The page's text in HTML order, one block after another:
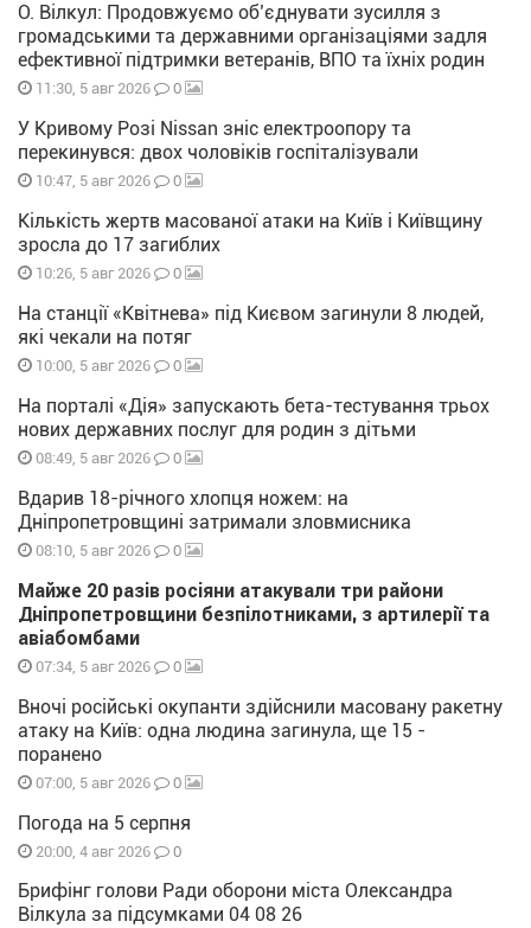
О. Вілкул: Продовжуємо об’єднувати зусилля з
громадськими та державними організаціями задля
ефективної підтримки ветеранів, ВПО та їхніх родин
11:30, 5 авг 2026 0
У Кривому Розі Nissan зніс електроопору та
перекинувся: двох чоловіків госпіталізували
10:47, 5 авг 2026 0
Кількість жертв масованої атаки на Київ і Київщину
зросла до 17 загиблих
10:26, 5 авг 2026 0
На станції «Квітнева» під Києвом загинули 8 людей,
які чекали на потяг
10:00, 5 авг 2026 0
На порталі «Дія» запускають бета-тестування трьох
нових державних послуг для родин з дітьми
08:49, 5 авг 2026 0
Вдарив 18-річного хлопця ножем: на
Дніпропетровщині затримали зловмисника
08:10, 5 авг 2026 0
Майже 20 разів росіяни атакували три райони
Дніпропетровщини безпілотниками, з артилерії та
авіабомбами
07:34, 5 авг 2026 0
Вночі російські окупанти здійснили масовану ракетну
атаку на Київ: одна людина загинула, ще 15 -
поранено
07:00, 5 авг 2026 0
Погода на 5 серпня
20:00, 4 авг 2026 0
Брифінг голови Ради оборони міста Олександра
Вілкула за підсумками 04 08 26